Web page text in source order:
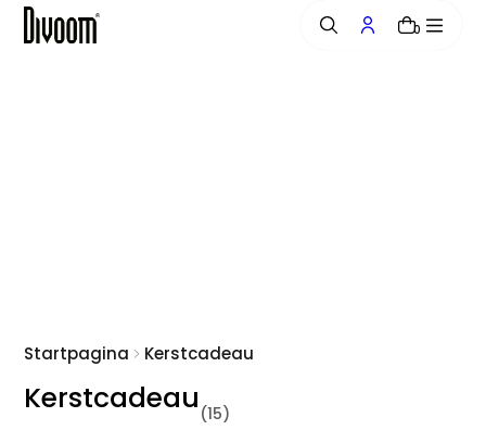
0
Startpagina Kerstcadeau
Kerstcadeau (15)